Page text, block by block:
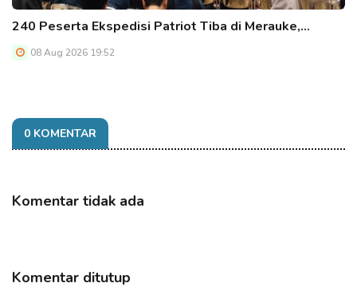
240 Peserta Ekspedisi Patriot Tiba di Merauke,…
08 Aug 2026 19:52
0 KOMENTAR
Komentar tidak ada
Komentar ditutup